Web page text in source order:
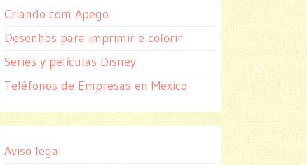
Criando com Apego
Desenhos para imprimir e colorir
Series y películas Disney
Teléfonos de Empresas en Mexico
Aviso legal